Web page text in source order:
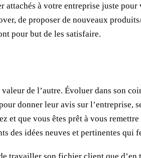
à votre entreprise juste
de proposer de nouveaux
pour but de les satisfaire.
de l’autre. Évoluer dans son
donner leur avis sur
et que vous êtes prêt à vous
des idées neuves et pertinentes